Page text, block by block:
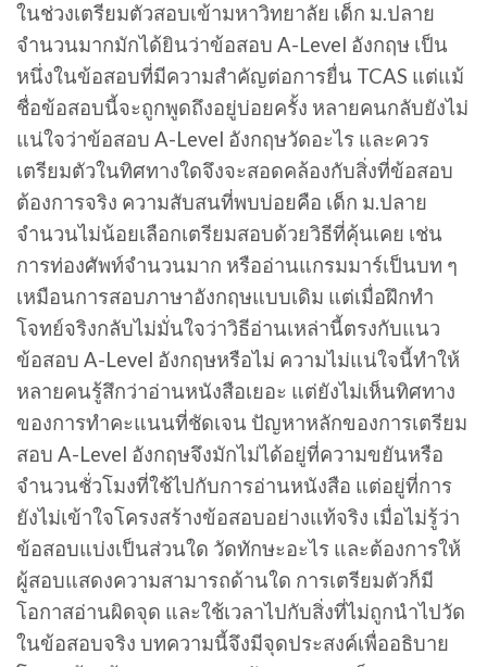
ในช่วงเตรียมตัวสอบเข้ามหาวิทยาลัย เด็ก ม.ปลาย
จำนวนมากมักได้ยินว่าข้อสอบ A-Level อังกฤษ เป็น
หนึ่งในข้อสอบที่มีความสำคัญต่อการยื่น TCAS แต่แม้
ชื่อข้อสอบนี้จะถูกพูดถึงอยู่บ่อยครั้ง หลายคนกลับยังไม่
แน่ใจว่าข้อสอบ A-Level อังกฤษวัดอะไร และควร
เตรียมตัวในทิศทางใดจึงจะสอดคล้องกับสิ่งที่ข้อสอบ
ต้องการจริง ความสับสนที่พบบ่อยคือ เด็ก ม.ปลาย
จำนวนไม่น้อยเลือกเตรียมสอบด้วยวิธีที่คุ้นเคย เช่น
การท่องศัพท์จำนวนมาก หรืออ่านแกรมมาร์เป็นบท ๆ
เหมือนการสอบภาษาอังกฤษแบบเดิม แต่เมื่อฝึกทำ
โจทย์จริงกลับไม่มั่นใจว่าวิธีอ่านเหล่านี้ตรงกับแนว
ข้อสอบ A-Level อังกฤษหรือไม่ ความไม่แน่ใจนี้ทำให้
หลายคนรู้สึกว่าอ่านหนังสือเยอะ แต่ยังไม่เห็นทิศทาง
ของการทำคะแนนที่ชัดเจน ปัญหาหลักของการเตรียม
สอบ A-Level อังกฤษจึงมักไม่ได้อยู่ที่ความขยันหรือ
จำนวนชั่วโมงที่ใช้ไปกับการอ่านหนังสือ แต่อยู่ที่การ
ยังไม่เข้าใจโครงสร้างข้อสอบอย่างแท้จริง เมื่อไม่รู้ว่า
ข้อสอบแบ่งเป็นส่วนใด วัดทักษะอะไร และต้องการให้
ผู้สอบแสดงความสามารถด้านใด การเตรียมตัวก็มี
โอกาสอ่านผิดจุด และใช้เวลาไปกับสิ่งที่ไม่ถูกนำไปวัด
ในข้อสอบจริง บทความนี้จึงมีจุดประสงค์เพื่ออธิบาย